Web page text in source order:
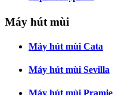
Máy hút mùi
Máy hút mùi Cata
Máy hút mùi Sevilla